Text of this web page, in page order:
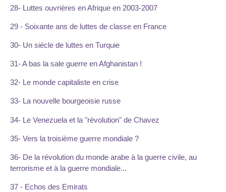
28- Luttes ouvrières en Afrique en 2003-2007
29 - Soixante ans de luttes de classe en France
30- Un siècle de luttes en Turquie
31- A bas la sale guerre en Afghanistan !
32- Le monde capitaliste en crise
33- La nouvelle bourgeoisie russe
34- Le Venezuela et la "révolution" de Chavez
35- Vers la troisième guerre mondiale ?
36- De la révolution du monde arabe à la guerre civile, au
terrorisme et à la guerre mondiale...
37 - Echos des Emirats